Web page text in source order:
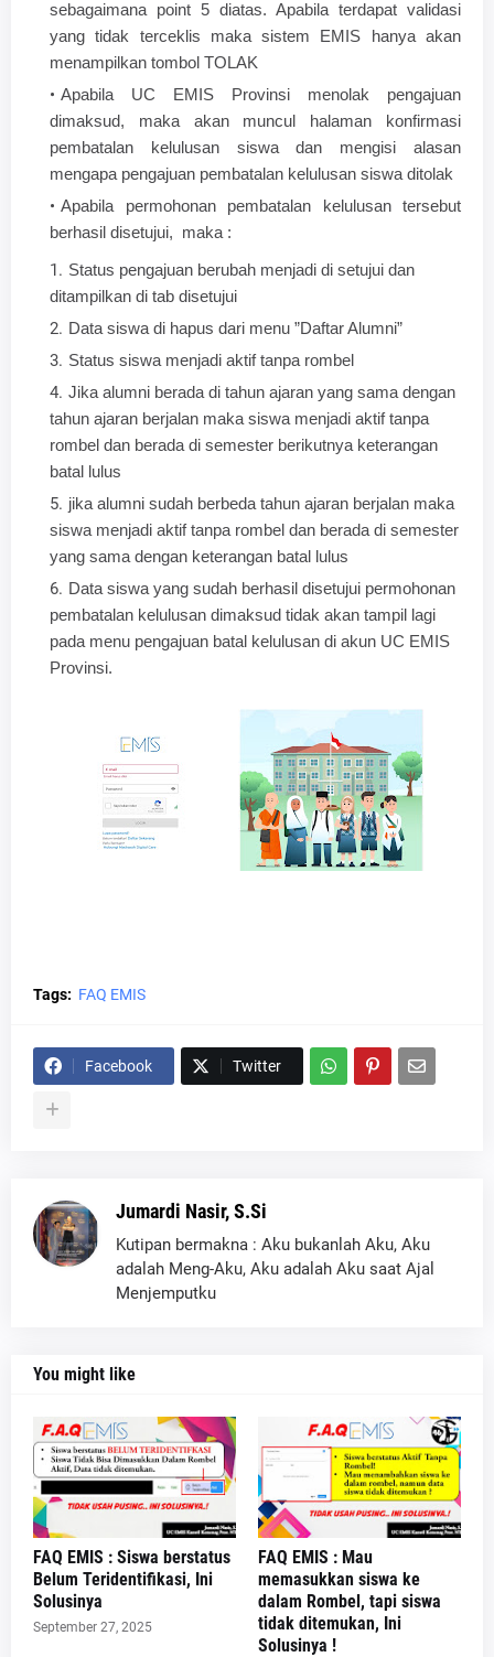
sebagaimana point 5 diatas. Apabila terdapat validasi
yang tidak terceklis maka sistem EMIS hanya akan
menampilkan tombol TOLAK
Apabila UC EMIS Provinsi menolak pengajuan
dimaksud, maka akan muncul halaman konfirmasi
pembatalan kelulusan siswa dan mengisi alasan
mengapa pengajuan pembatalan kelulusan siswa ditolak
Apabila permohonan pembatalan kelulusan tersebut
berhasil disetujui, maka :
Status pengajuan berubah menjadi di setujui dan
ditampilkan di tab disetujui
Data siswa di hapus dari menu ”Daftar Alumni”
Status siswa menjadi aktif tanpa rombel
Jika alumni berada di tahun ajaran yang sama dengan
tahun ajaran berjalan maka siswa menjadi aktif tanpa
rombel dan berada di semester berikutnya keterangan
batal lulus
jika alumni sudah berbeda tahun ajaran berjalan maka
siswa menjadi aktif tanpa rombel dan berada di semester
yang sama dengan keterangan batal lulus
Data siswa yang sudah berhasil disetujui permohonan
pembatalan kelulusan dimaksud tidak akan tampil lagi
pada menu pengajuan batal kelulusan di akun UC EMIS
Provinsi.
Tags: FAQ EMIS
Facebook Twitter
Jumardi Nasir, S.Si
Kutipan bermakna : Aku bukanlah Aku, Aku
adalah Meng-Aku, Aku adalah Aku saat Ajal
Menjemputku
You might like
FAQ EMIS : Siswa berstatus
Belum Teridentifikasi, Ini
Solusinya
September 27, 2025
FAQ EMIS : Mau
memasukkan siswa ke
dalam Rombel, tapi siswa
tidak ditemukan, Ini
Solusinya !